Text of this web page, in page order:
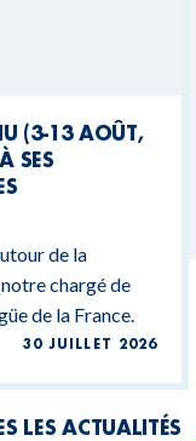
(3-13 AOÛT,
SES
de la
chargé de
de la France.
30 JUILLET 2026
LES ACTUALITÉS